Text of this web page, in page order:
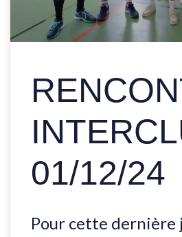
01/12/24
Pour cette dernière